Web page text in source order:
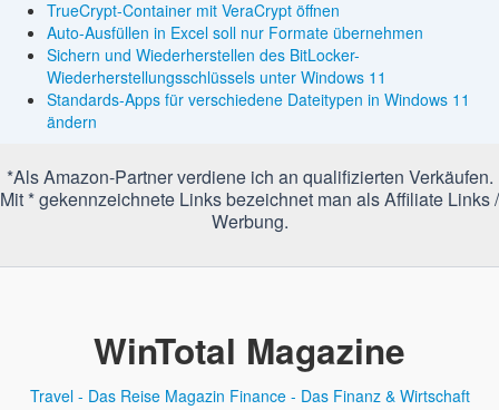
TrueCrypt-Container mit VeraCrypt öffnen
Auto-Ausfüllen in Excel soll nur Formate übernehmen
Sichern und Wiederherstellen des BitLocker-
Wiederherstellungsschlüssels unter Windows 11
Standards-Apps für verschiedene Dateitypen in Windows 11
ändern
*Als Amazon-Partner verdiene ich an qualifizierten Verkäufen.
Mit * gekennzeichnete Links bezeichnet man als Affiliate Links /
Werbung.
WinTotal Magazine
Travel - Das Reise Magazin Finance - Das Finanz & Wirtschaft